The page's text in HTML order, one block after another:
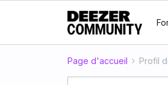
Page d'accueil Profil